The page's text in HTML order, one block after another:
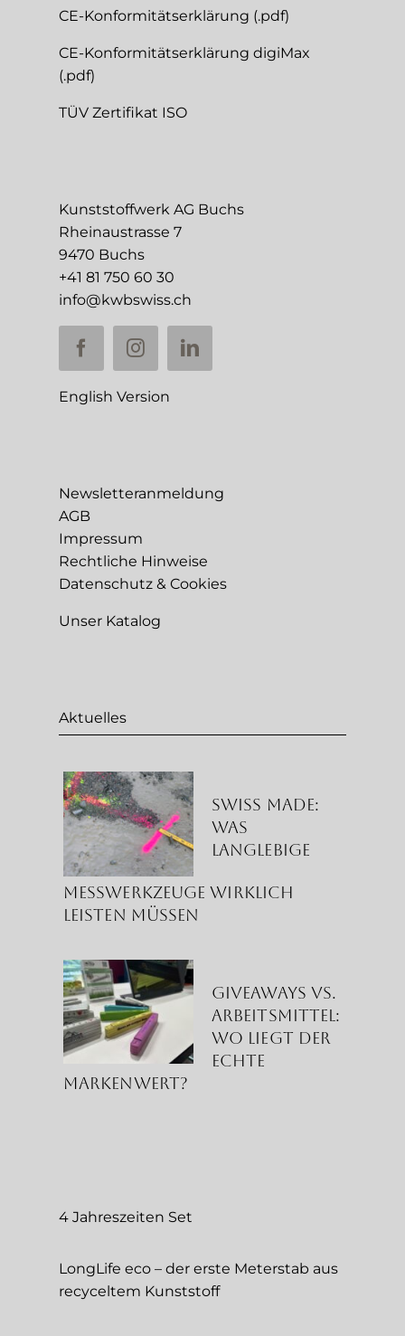
CE-Konformitätserklärung (.pdf)
CE-Konformitätserklärung digiMax
(.pdf)
TÜV Zertifikat ISO
Kunststoffwerk AG Buchs
Rheinaustrasse 7
9470 Buchs
+41 81 750 60 30
info@kwbswiss.ch
English Version
Newsletteranmeldung
AGB
Impressum
Rechtliche Hinweise
Datenschutz & Cookies
Unser Katalog
Aktuelles
Swiss Made:
Was
langlebige
Messwerkzeuge wirklich
leisten müssen
Giveaways vs.
Arbeitsmittel:
Wo liegt der
echte
Markenwert?
4 Jahreszeiten Set
LongLife eco – der erste Meterstab aus
recyceltem Kunststoff